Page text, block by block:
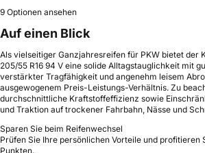
9 Optionen ansehen
Auf einen Blick
Als vielseitiger Ganzjahresreifen für PKW bietet der
205/55 R16 94 V eine solide Alltagstauglichkeit mit
verstärkter Tragfähigkeit und angenehm leisem
ausgewogenem Preis-Leistungs-Verhältnis. Zu
durchschnittliche Kraftstoffeffizienz sowie
und Traktion auf trockener Fahrbahn, Nässe und
Sparen Sie beim Reifenwechsel
Prüfen Sie Ihre persönlichen Vorteile und profitieren
Punkten.